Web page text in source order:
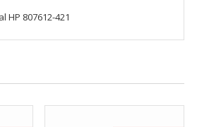
HP 807612-421